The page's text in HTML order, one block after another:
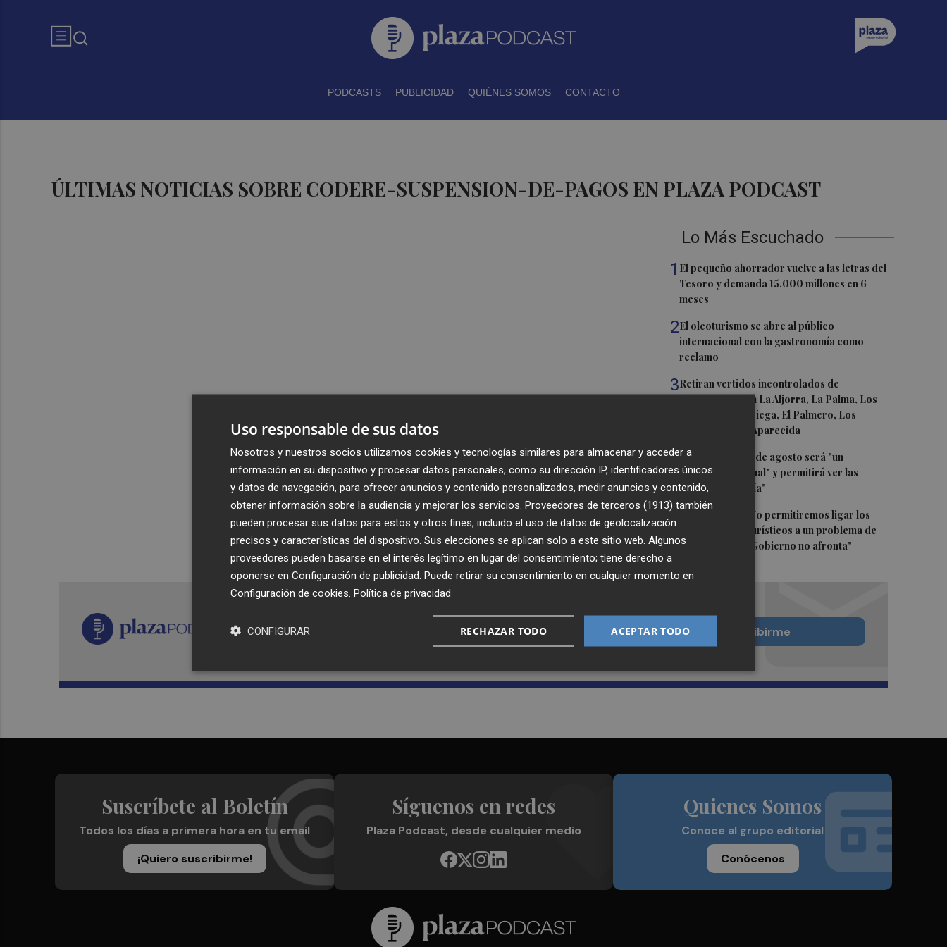
PODCASTS PUBLICIDAD QUIÉNES SOMOS CONTACTO
ÚLTIMAS NOTICIAS SOBRE CODERE-SUSPENSION-DE-PAGOS EN PLAZA PODCAST
Lo Más Escuchado
1 El pequeño ahorrador vuelve a las letras del
Tesoro y demanda 15.000 millones en 6
meses
2El oleoturismo se abre al público
internacional con la gastronomía como
reclamo
3Retiran vertidos incontrolados de
fibrocemento en La Aljorra, La Palma, Los
Belones, Torreciega, El Palmero, Los
Chorrillos y La Aparecida
4El eclipse del 12 de agosto será "un
espectáculo visual" y permitirá ver las
perseidas "de día"
5
Marián Cano: "No permitiremos ligar los
apartamentos turísticos a un problema de
vivienda que el Gobierno no afronta"
Recibe toda la actualidad de
Plaza Podcast en tu correo
Quiero suscribirme
Suscríbete al Boletín
Todos los días a primera hora en tu email
¡Quiero suscribirme!
Síguenos en redes
Plaza Podcast, desde cualquier medio
Quienes Somos
Conoce al grupo editorial
Conócenos
Uso responsable de sus datos
Nosotros y nuestros socios utilizamos cookies y tecnologías similares para almacenar y acceder a
información en su dispositivo y procesar datos personales, como su dirección IP, identificadores únicos
y datos de navegación, para ofrecer anuncios y contenido personalizados, medir anuncios y contenido,
obtener información sobre la audiencia y mejorar los servicios. Proveedores de terceros (1913) también
pueden procesar sus datos para estos y otros fines, incluido el uso de datos de geolocalización
precisos y características del dispositivo. Sus elecciones se aplican solo a este sitio web. Algunos
proveedores pueden basarse en el interés legítimo en lugar del consentimiento; tiene derecho a
oponerse en Configuración de publicidad . Puede retirar su consentimiento en cualquier momento en
Configuración de cookies Política de privacidad
ACEPTAR TODO
RECHAZAR TODO
CONFIGURAR